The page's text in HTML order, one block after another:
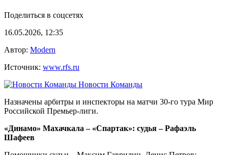
Поделиться в соцсетях
16.05.2026, 12:35
Автор: Modern
Источник: www.rfs.ru
Новости Команды
Назначены арбитры и инспекторы на матчи 30-го тура Мир
Российской Премьер-лиги.
«Динамо» Махачкала – «Спартак»: судья – Рафаэль
Шафеев